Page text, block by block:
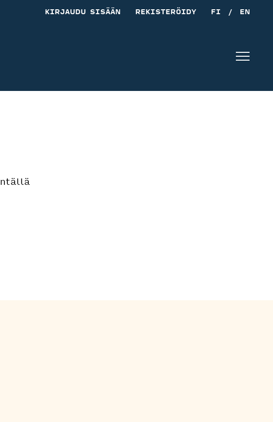
KIRJAUDU SISÄÄN REKISTERÖIDY FI / EN